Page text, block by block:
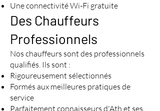
Une connectivité Wi-Fi gratuite
Des Chauffeurs
Professionnels
Nos chauffeurs sont des professionnels
qualifiés. Ils sont :
Rigoureusement sélectionnés
Formés aux meilleures pratiques de
service
Parfaitement connaisseurs d'Ath et ses